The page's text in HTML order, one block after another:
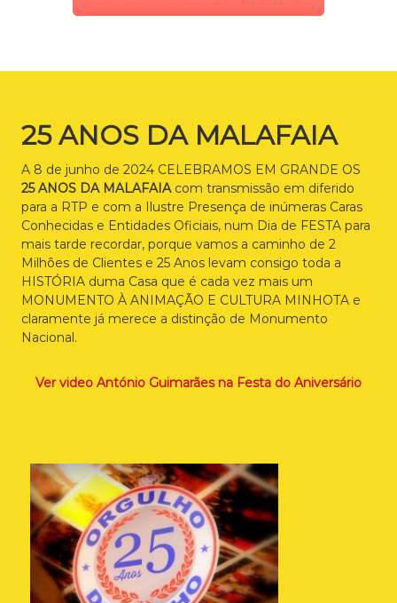
25 ANOS DA MALAFAIA
A 8 de junho de 2024 CELEBRAMOS EM GRANDE OS
25 ANOS DA MALAFAIAcom transmissão em diferido
para a RTP e com a Ilustre Presença de inúmeras Caras
Conhecidas e Entidades Oficiais, num Dia de FESTA para
mais tarde recordar, porque vamos a caminho de 2
Milhões de Clientes e 25 Anos levam consigo toda a
HISTÓRIA duma Casa que é cada vez mais um
MONUMENTO À ANIMAÇÃO E CULTURA MINHOTA e
claramente já merece a distinção de Monumento
Nacional.
Ver video António Guimarães na Festa do Aniversário